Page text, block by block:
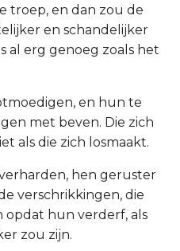
troep, en dan zou de
en schandelijker
al erg genoeg zoals het
en hun te
met beven. Die zich
als die zich losmaakt.
hen geruster
verschrikkingen, die
opdat hun verderf, als
zou zijn.